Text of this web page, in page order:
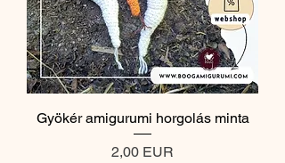
Gyökér amigurumi horgolás minta
Ár
2,00 EUR